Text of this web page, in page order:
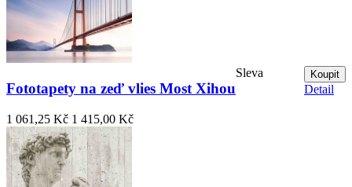
Fototapety na zeď vlies Most Xihou
1 061,25 Kč 1 415,00 Kč
Koupit
Detail
Sleva